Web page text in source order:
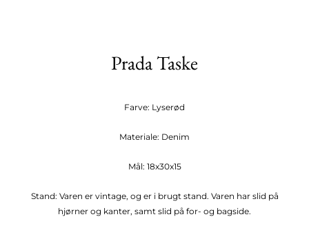
Prada Taske
Farve: Lyserød
Materiale: Denim
Mål: 18x30x15
Stand: Varen er vintage, og er i brugt stand. Varen har slid på
hjørner og kanter, samt slid på for- og bagside.